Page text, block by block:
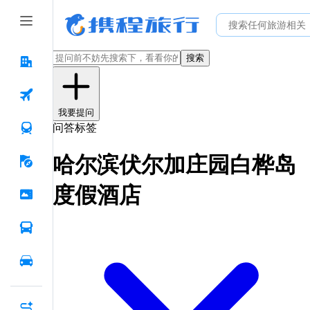
搜索
我要提问
问答标签
哈尔滨伏尔加庄园白桦岛
度假酒店